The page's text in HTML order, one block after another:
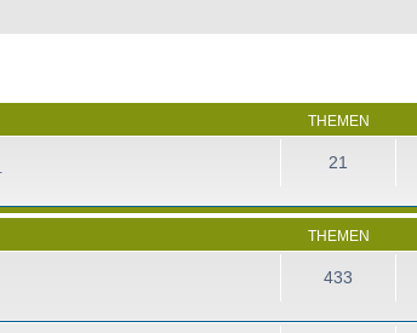
THEMEN
21
THEMEN
433